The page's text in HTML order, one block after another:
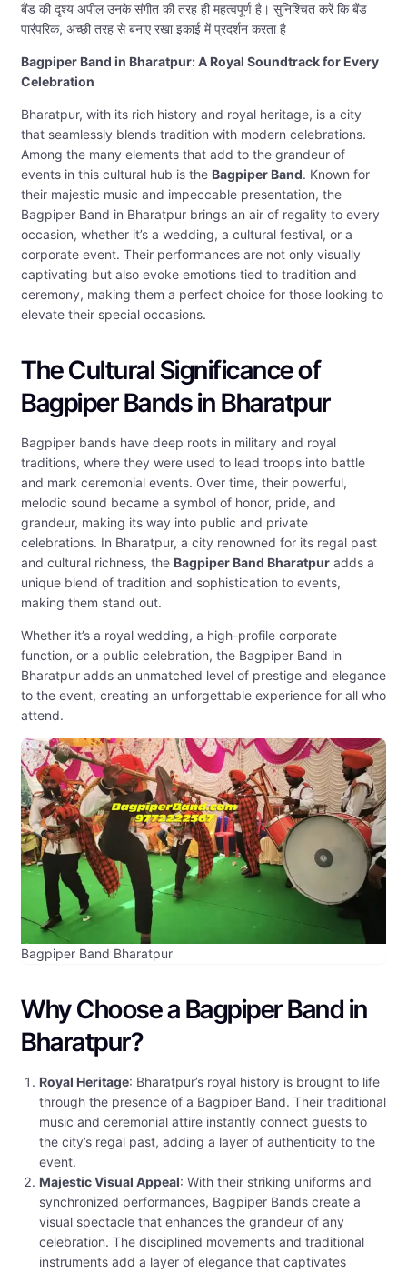
बैंड की दृश्य अपील उनके संगीत की तरह ही महत्वपूर्ण है। सुनिश्चित करें कि बैंड
पारंपरिक, अच्छी तरह से बनाए रखा इकाई में प्रदर्शन करता है
Bagpiper Band in Bharatpur: A Royal Soundtrack for Every
Celebration
Bharatpur, with its rich history and royal heritage, is a city
that seamlessly blends tradition with modern celebrations.
Among the many elements that add to the grandeur of
events in this cultural hub is the Bagpiper Band. Known for
their majestic music and impeccable presentation, the
Bagpiper Band in Bharatpur brings an air of regality to every
occasion, whether it’s a wedding, a cultural festival, or a
corporate event. Their performances are not only visually
captivating but also evoke emotions tied to tradition and
ceremony, making them a perfect choice for those looking to
elevate their special occasions.
The Cultural Significance of
Bagpiper Bands in Bharatpur
Bagpiper bands have deep roots in military and royal
traditions, where they were used to lead troops into battle
and mark ceremonial events. Over time, their powerful,
melodic sound became a symbol of honor, pride, and
grandeur, making its way into public and private
celebrations. In Bharatpur, a city renowned for its regal past
and cultural richness, the Bagpiper Band Bharatpur adds a
unique blend of tradition and sophistication to events,
making them stand out.
Whether it’s a royal wedding, a high-profile corporate
function, or a public celebration, the Bagpiper Band in
Bharatpur adds an unmatched level of prestige and elegance
to the event, creating an unforgettable experience for all who
attend.
Bagpiper Band Bharatpur
Why Choose a Bagpiper Band in
Bharatpur?
Royal Heritage: Bharatpur’s royal history is brought to life
through the presence of a Bagpiper Band. Their traditional
music and ceremonial attire instantly connect guests to
the city’s regal past, adding a layer of authenticity to the
event.
Majestic Visual Appeal: With their striking uniforms and
synchronized performances, Bagpiper Bands create a
visual spectacle that enhances the grandeur of any
celebration. The disciplined movements and traditional
instruments add a layer of elegance that captivates